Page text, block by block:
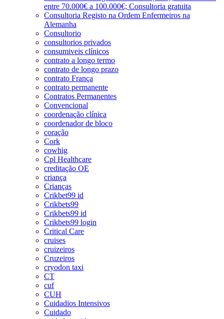
entre 70.000€ a 100.000€; Consultoria gratuita
Consultoria Registo na Ordem Enfermeiros na
Alemanha
Consultorio
consultorios privados
consumiveis clínicos
contrato a longo termo
contrato de longo prazo
contrato França
contrato permanente
Contratos Permanentes
Convencional
coordenação clínica
coordenador de bloco
coração
Cork
cowhig
Cpl Healthcare
creditação OE
criança
Crianças
Crikbet99 id
Crikbets99
Crikbets99 id
Crikbets99 login
Critical Care
cruises
cruizeiros
Cruzeiros
cryodon taxi
CT
cuf
CUH
Cuidadios Intensivos
Cuidado